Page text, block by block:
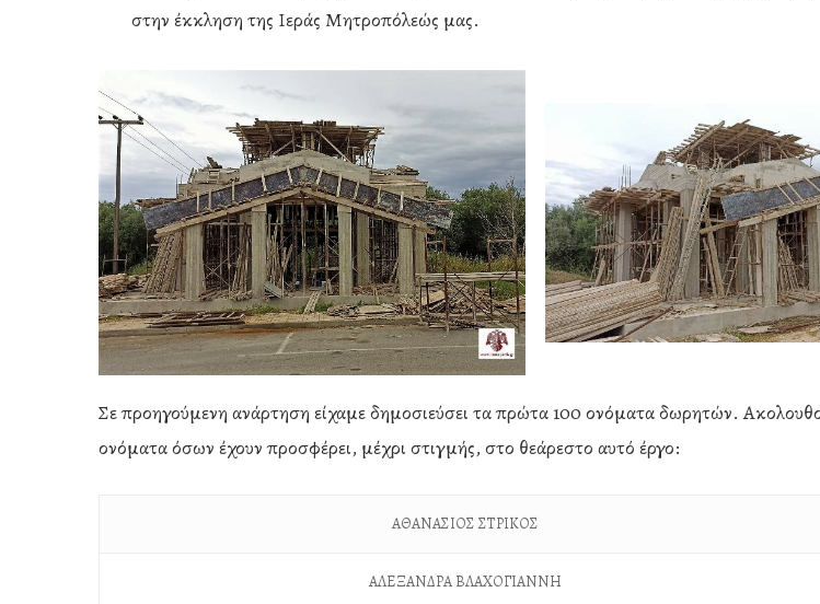
στην έκκληση της Ιεράς Μητροπόλεώς μας.
Σε προηγούμενη ανάρτηση είχαμε δημοσιεύσει τα πρώτα 100 ονόματα δωρητών.
ονόματα όσων έχουν προσφέρει, μέχρι στιγμής, στο θεάρεστο αυτό έργο:
ΑΘΑΝΑΣΙΟΣ ΣΤΡΙΚΟΣ
ΑΛΕΞΑΝΔΡΑ ΒΛΑΧΟΓΙΑΝΝΗ